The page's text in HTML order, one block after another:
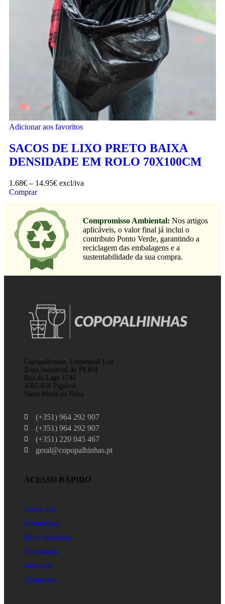
Adicionar aos favoritos
SACOS DE LIXO PRETO BAIXA
DENSIDADE EM ROLO 70X100CM
1.68€ – 14.95€ excl/iva
Comprar
Compromisso Ambiental: Nos artigos
aplicáveis, o valor final já inclui o
contributo Ponto Verde, garantindo a
reciclagem das embalagens e a
sustentabilidade da sua compra.
Copopalhinhas, Unipessoal Lda
Zona Industrial do PERM
Rua da Lage 1746
4505-856 Pigeiros
Santa Maria da Feira
(+351) 964 292 907
(+351) 964 292 907
(+351) 220 045 467
geral@copopalhinhas.pt
ACESSO RÁPIDO
Sobre nós
Promoções
Mais Vendidos
Novidades
Revenda
Contactos